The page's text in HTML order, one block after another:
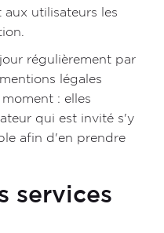
utilisateurs les
régulièrement par
légales
: elles
qui est invité s'y
afin d'en prendre
services